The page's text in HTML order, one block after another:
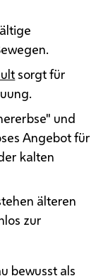
sorgt für
und
Angebot für
kalten
älteren
zur
bewusst als